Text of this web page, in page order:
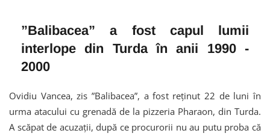
”Balibacea” a fost capul lumii
interlope din Turda în anii 1990 -
2000
Ovidiu Vancea, zis ”Balibacea”, a fost reținut 22 de luni în
urma atacului cu grenadă de la pizzeria Pharaon, din Turda.
A scăpat de acuzații, după ce procurorii nu au putu proba că